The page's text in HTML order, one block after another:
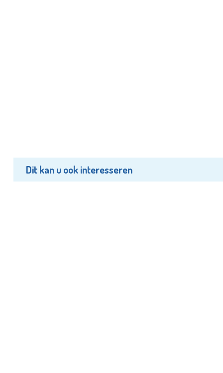
Dit kan u ook interesseren